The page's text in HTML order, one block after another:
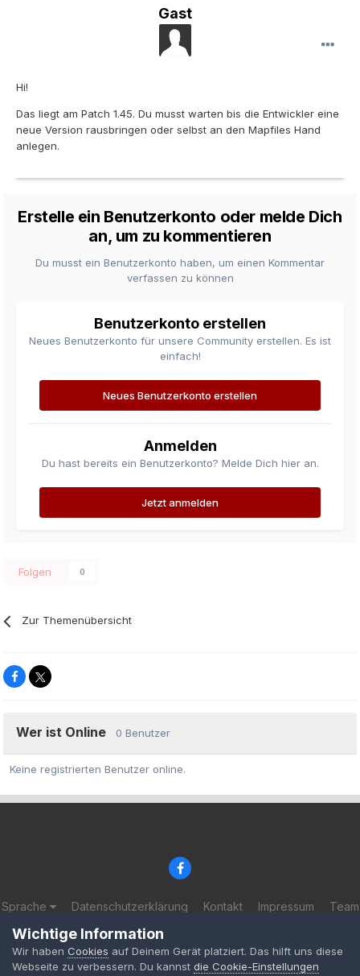
Gast
Hi!
Das liegt am Patch 1.45. Du musst warten bis die Entwickler eine
neue Version rausbringen oder selbst an den Mapfiles Hand
anlegen.
Erstelle ein Benutzerkonto oder melde Dich
an, um zu kommentieren
Du musst ein Benutzerkonto haben, um einen Kommentar
verfassen zu können
Benutzerkonto erstellen
Neues Benutzerkonto für unsere Community erstellen. Es ist
einfach!
Neues Benutzerkonto erstellen
Anmelden
Du hast bereits ein Benutzerkonto? Melde Dich hier an.
Jetzt anmelden
Folgen 0
Zur Themenübersicht
Wer ist Online 0 Benutzer
Keine registrierten Benutzer online.
Sprache Datenschutzerklärung Kontakt Impressum Team
© 2002-2025 BF-Games.net
Powered by Invision Community
Wichtige Information
Wir haben Cookies auf Deinem Gerät platziert. Das hilft uns diese
Webseite zu verbessern. Du kannst die Cookie-Einstellungen